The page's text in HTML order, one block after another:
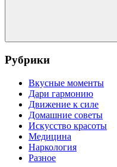
Рубрики
Вкусные моменты
Дари гармонию
Движение к силе
Домашние советы
Искусство красоты
Медицина
Наркология
Разное